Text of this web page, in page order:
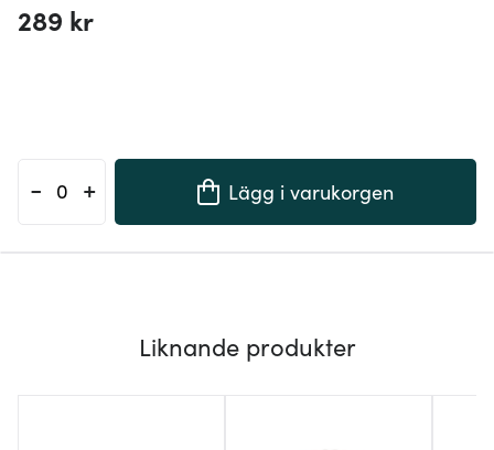
289 kr
- + Lägg i varukorgen
Liknande produkter